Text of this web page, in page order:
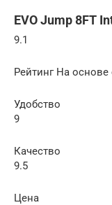
EVO Jump 8FT
9.1
Рейтинг На
Удобство
9
Качество
9.5
Цена